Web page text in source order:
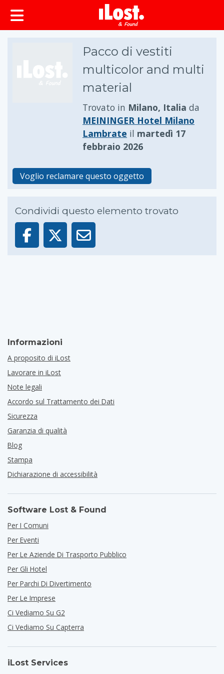
principale
Pacco di vestiti
multicolor and multi
material
Trovato in Milano, Italia da
MEININGER Hotel Milano
Lambrate il martedì 17
febbraio 2026
Voglio reclamare questo oggetto
Condividi questo elemento trovato
Informazioni
A proposito di iLost
Lavorare in iLost
Note legali
Accordo sul Trattamento dei Dati
Sicurezza
Garanzia di qualità
Blog
Stampa
Dichiarazione di accessibilità
Software Lost & Found
Per I Comuni
Per Eventi
Per Le Aziende Di Trasporto Pubblico
Per Gli Hotel
Per Parchi Di Divertimento
Per Le Imprese
Ci Vediamo Su G2
Ci Vediamo Su Capterra
iLost Services